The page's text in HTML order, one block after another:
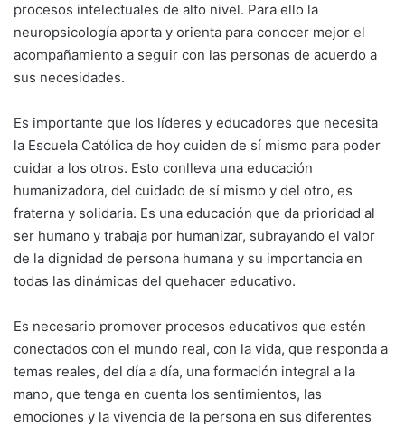
procesos intelectuales de alto nivel. Para ello la
neuropsicología aporta y orienta para conocer mejor el
acompañamiento a seguir con las personas de acuerdo a
sus necesidades.
Es importante que los líderes y educadores que necesita
la Escuela Católica de hoy cuiden de sí mismo para poder
cuidar a los otros. Esto conlleva una educación
humanizadora, del cuidado de sí mismo y del otro, es
fraterna y solidaria. Es una educación que da prioridad al
ser humano y trabaja por humanizar, subrayando el valor
de la dignidad de persona humana y su importancia en
todas las dinámicas del quehacer educativo.
Es necesario promover procesos educativos que estén
conectados con el mundo real, con la vida, que responda a
temas reales, del día a día, una formación integral a la
mano, que tenga en cuenta los sentimientos, las
emociones y la vivencia de la persona en sus diferentes